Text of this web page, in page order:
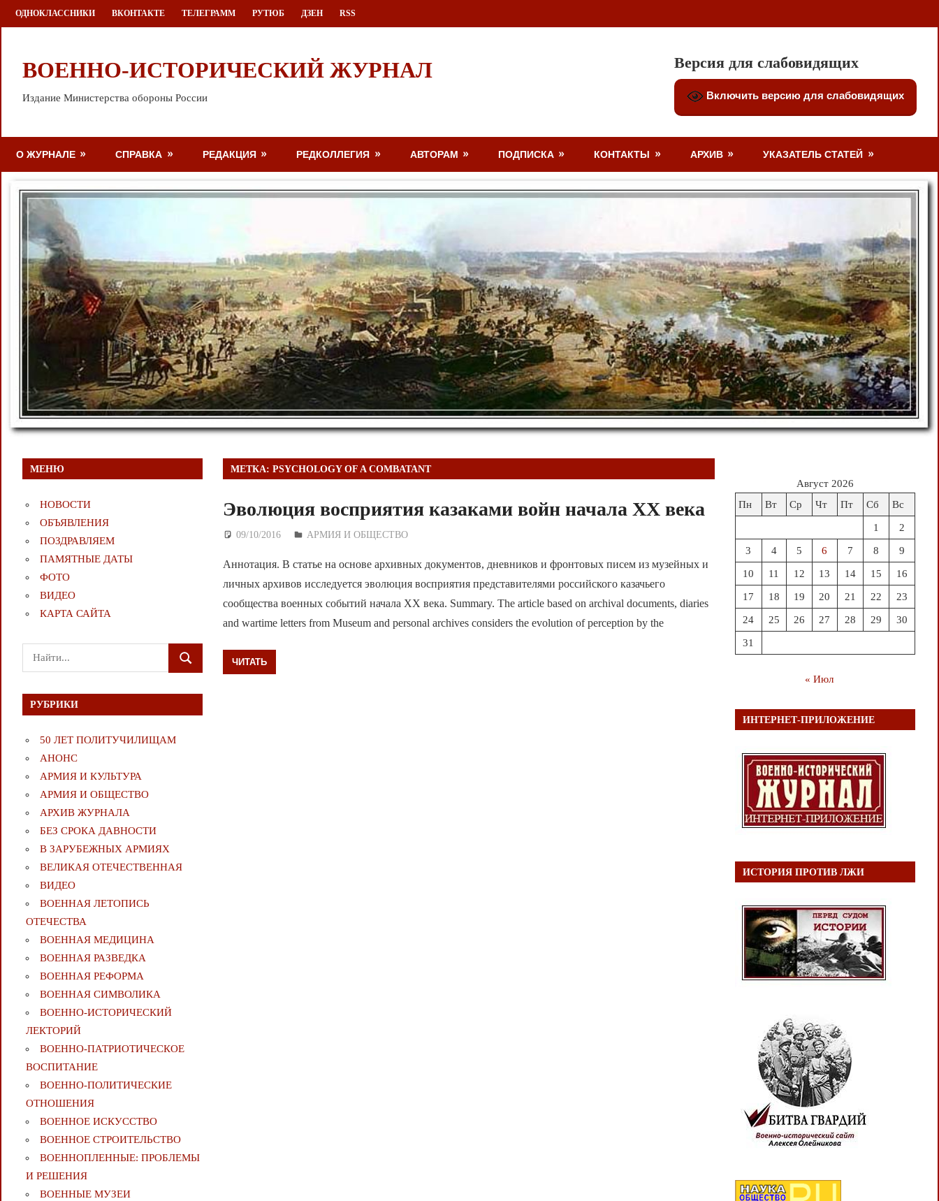
Перейти
к
ОДНОКЛАССНИКИ ВКОНТАКТЕ ТЕЛЕГРАММ РУТЮБ ДЗЕН RSS
ВОЕННО-ИСТОРИЧЕСКИЙ ЖУРНАЛ
Издание Министерства обороны России
Версия для слабовидящих
Включить версию для слабовидящих
О ЖУРНАЛЕ СПРАВКА РЕДАКЦИЯ РЕДКОЛЛЕГИЯ АВТОРАМ ПОДПИСКА КОНТАКТЫ АРХИВ УКАЗАТЕЛЬ СТАТЕЙ
МЕТКА:PSYCHOLOGY OF A COMBATANT
Эволюция восприятия казаками войн начала ХХ века
09/10/2016 Дежурный по Редакции
АРМИЯ И ОБЩЕСТВО
Аннотация. В статье на основе архивных документов, дневников и фронтовых писем из музейных и
личных архивов исследуется эволюция восприятия представителями российского казачьего
сообщества военных событий начала ХХ века. Summary. The article based on archival documents, diaries
and wartime letters from Museum and personal archives considers the evolution of perception by the
ЧИТАТЬ
МЕНЮ
НОВОСТИ
ОБЪЯВЛЕНИЯ
ПОЗДРАВЛЯЕМ
ПАМЯТНЫЕ ДАТЫ
ФОТО
ВИДЕО
КАРТА САЙТА
Поиск
для:
ПОИСК
РУБРИКИ
50 ЛЕТ ПОЛИТУЧИЛИЩАМ
АНОНС
АРМИЯ И КУЛЬТУРА
АРМИЯ И ОБЩЕСТВО
АРХИВ ЖУРНАЛА
БЕЗ СРОКА ДАВНОСТИ
В ЗАРУБЕЖНЫХ АРМИЯХ
ВЕЛИКАЯ ОТЕЧЕСТВЕННАЯ
ВИДЕО
ВОЕННАЯ ЛЕТОПИСЬ
ОТЕЧЕСТВА
ВОЕННАЯ МЕДИЦИНА
ВОЕННАЯ РАЗВЕДКА
ВОЕННАЯ РЕФОРМА
ВОЕННАЯ СИМВОЛИКА
ВОЕННО-ИСТОРИЧЕСКИЙ
ЛЕКТОРИЙ
ВОЕННО-ПАТРИОТИЧЕСКОЕ
ВОСПИТАНИЕ
ВОЕННО-ПОЛИТИЧЕСКИE
ОТНОШЕНИЯ
ВОЕННОЕ ИСКУССТВО
ВОЕННОЕ СТРОИТЕЛЬСТВО
ВОЕННОПЛЕННЫЕ: ПРОБЛЕМЫ
И РЕШЕНИЯ
ВОЕННЫЕ МУЗЕИ
Август 2026
Пн
Вт Ср Чт Пт Сб Вс
1 2
3 4 5 6 7 8 9
10 11 12 13 14 15 16
17 18 19 20 21 22 23
24 25 26 27 28 29 30
31
« Июл
ИНТЕРНЕТ-ПРИЛОЖЕНИЕ
ИСТОРИЯ ПРОТИВ ЛЖИ